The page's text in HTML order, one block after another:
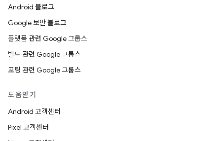
Android 블로그
Google 보안 블로그
플랫폼 관련 Google 그룹스
빌드 관련 Google 그룹스
포팅 관련 Google 그룹스
도움받기
Android 고객센터
Pixel 고객센터